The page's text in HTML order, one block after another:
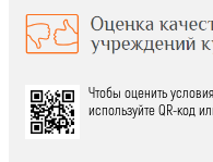
Чтобы оценить
используйте QR-код